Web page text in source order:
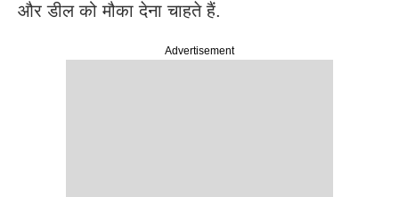
Advertisement
और डील को मौका देना चाहते हैं.